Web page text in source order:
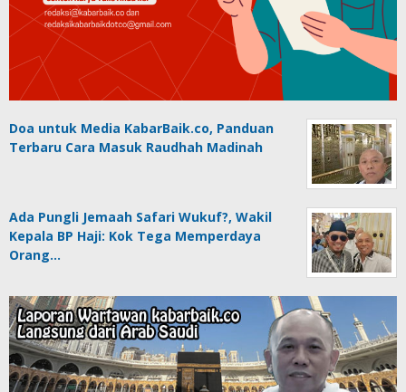
Doa untuk Media KabarBaik.co, Panduan
Terbaru Cara Masuk Raudhah Madinah
Ada Pungli Jemaah Safari Wukuf?, Wakil
Kepala BP Haji: Kok Tega Memperdaya
Orang…